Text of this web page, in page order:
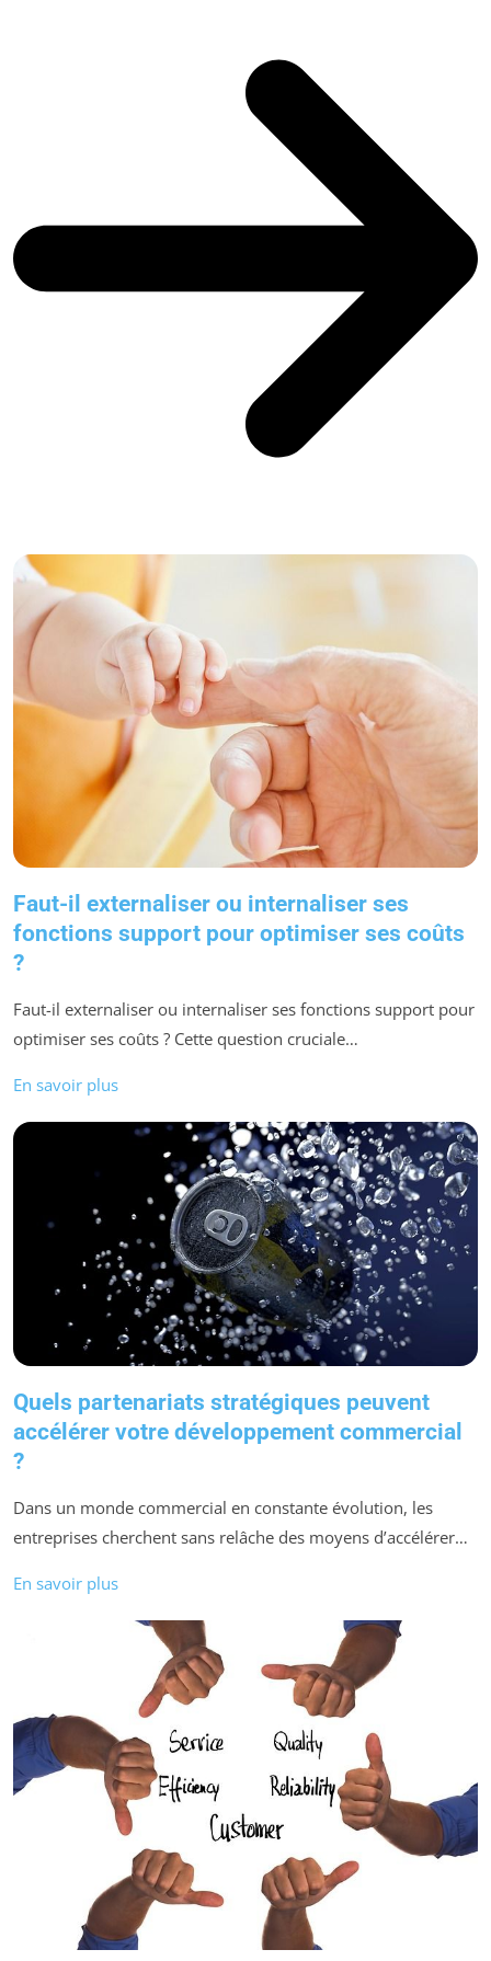
Faut-il externaliser ou internaliser ses
fonctions support pour optimiser ses coûts
?
Faut-il externaliser ou internaliser ses fonctions support pour
optimiser ses coûts ? Cette question cruciale…
En savoir plus
Quels partenariats stratégiques peuvent
accélérer votre développement commercial
?
Dans un monde commercial en constante évolution, les
entreprises cherchent sans relâche des moyens d’accélérer…
En savoir plus